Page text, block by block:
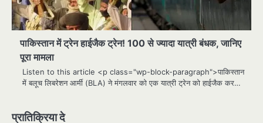
पाकिस्तान में ट्रेन हाईजैक ट्रेन! 100 से ज्यादा यात्री बंधक, जानिए
पूरा मामला
Listen to this article <p class="wp-block-paragraph">पाकिस्तान
में बलूच लिबरेशन आर्मी (BLA) ने मंगलवार को एक यात्री ट्रेन को हाईजैक कर…
प्रातिक्रिया दे